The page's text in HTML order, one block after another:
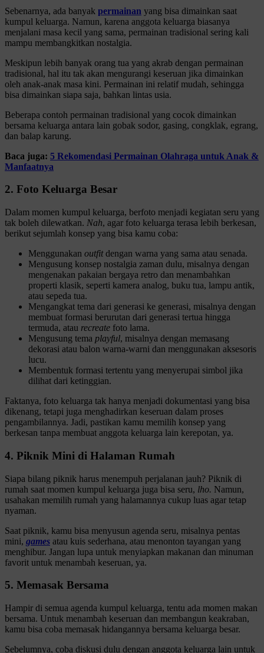
Sebenarnya, ada banyak permainan yang bisa dimainkan saat
kumpul keluarga. Namun, karena anggota keluarga biasanya
menjalani masa kecil yang sama, permainan tradisional sering kali
mampu membangkitkan nostalgia.
Meskipun lebih banyak orang tua yang akrab dengan permainan
tradisional, hal itu tak akan mengurangi keseruan jika dimainkan
oleh anak-anak masa kini. Permainan ini relatif mudah, sehingga
bisa dimainkan siapa saja, bahkan lintas usia.
Beberapa contoh permainan tradisional yang cocok dimainkan
bersama keluarga antara lain gobak sodor, gasing, congklak, egrang,
dan balap karung.
Baca juga: 5 Rekomendasi Permainan Olahraga untuk Anak &
Manfaatnya
2. Foto Keluarga Besar
Dalam momen kumpul keluarga, berfoto menjadi kegiatan seru yang
tak boleh dilewatkan. Nah, agar foto keluarga terasa lebih berkesan,
berikut sejumlah konsep yang bisa kamu coba:
Menggunakan outfitdengan warna yang sama atau senada.
Mengusung konsep nostalgia zaman dulu, misalnya dengan
mengenakan pakaian bergaya retro dan menambahkan
properti klasik, seperti kamera analog, buku tua, lampu antik,
atau sepeda tua.
Mengangkat tema dari generasi ke generasi, misalnya dengan
membuat formasi berurutan dari generasi tertua hingga
termuda, atau recreate foto lama.
Mengusung tema playful, misalnya dengan memasang
dekorasi atau balon warna-warni dan menggunakan aksesoris
lucu.
Membentuk formasi tertentu yang menyerupai simbol jika
dilihat dari ketinggian.
Faktanya, foto keluarga tak hanya menjadi dokumentasi yang bisa
dikenang, tetapi juga menghadirkan keseruan dalam proses
pengambilannya. Jadi, pastikan kamu memilih konsep yang
berkesan tanpa membuat anggota keluarga lain kerepotan, ya.
4. Piknik Mini di Halaman Rumah
Siapa bilang piknik harus menempuh perjalanan jauh? Piknik di
rumah saat momen kumpul keluarga juga bisa seru, lho. Namun,
usahakan memilih rumah yang halamannya cukup luas agar tetap
nyaman.
Saat piknik, kamu bisa menyusun agenda seru, misalnya pentas
mini, games atau kuis sederhana, atau menonton tayangan yang
menghibur. Jangan lupa untuk menyiapkan makanan dan minuman
favorit untuk menambah keseruan, ya.
5. Memasak Bersama
Hampir di semua agenda kumpul keluarga, tentu ada momen makan
bersama. Untuk menambah keseruan dan membangun keakraban,
kamu bisa coba memasak hidangannya bersama keluarga besar.
Sebelumnya, coba diskusi dulu dengan anggota keluarga lain untuk